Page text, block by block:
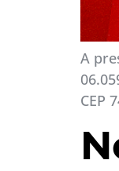
A
CEP